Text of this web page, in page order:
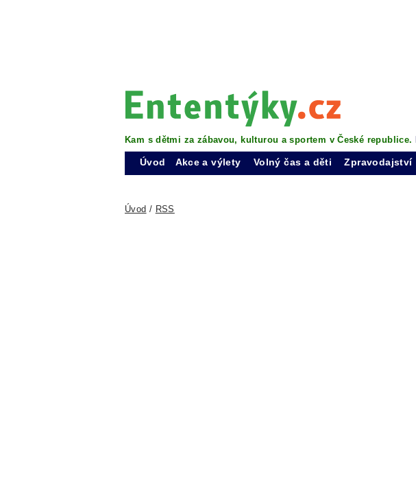
Kam s dětmi za zábavou, kulturou a sportem v České republice.
Úvod Akce a výlety Volný čas a děti Zpravodajství
Úvod / RSS